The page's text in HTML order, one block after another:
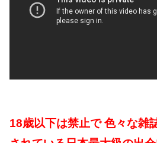
18歳以下は禁止で 色々な雑